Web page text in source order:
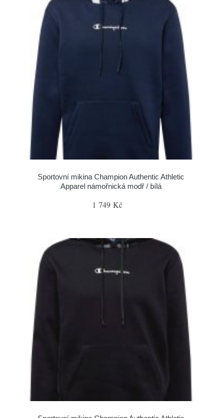
Sportovní mikina Champion Authentic Athletic
Apparel námořnická modř / bílá
1 749 Kč